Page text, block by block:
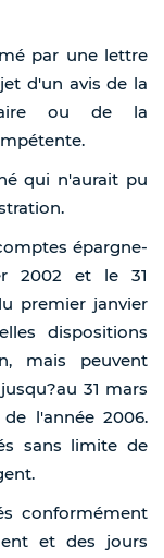
par une lettre
d'un avis de la
ou de la
qui n'aurait pu
épargne-
2002 et le 31
premier janvier
dispositions
mais peuvent
31 mars
l'année 2006.
sans limite de
conformément
et des jours